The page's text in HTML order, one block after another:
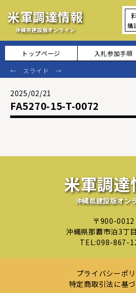
米軍調達情報
沖縄県建設版オンライン 購
トップページ 入札参加手順
2025/02/21
FA5270-15-T-0072
米軍調達
沖縄県建設版オン
〒900-0012
沖縄県那覇市泊3丁
TEL:098-867-
プライバシーポ
特定商取引法に基